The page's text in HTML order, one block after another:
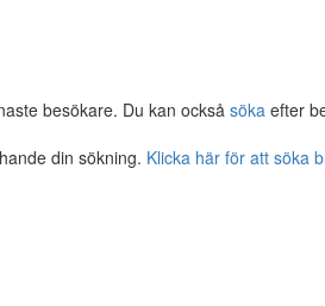
besökare. Du kan också söka efter
din sökning. Klicka här för att söka